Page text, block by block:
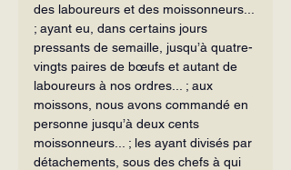
des laboureurs et des moissonneurs...
; ayant eu, dans certains jours
pressants de semaille, jusqu’à quatre-
vingts paires de bœufs et autant de
laboureurs à nos ordres... ; aux
moissons, nous avons commandé en
personne jusqu’à deux cents
moissonneurs... ; les ayant divisés par
détachements, sous des chefs à qui